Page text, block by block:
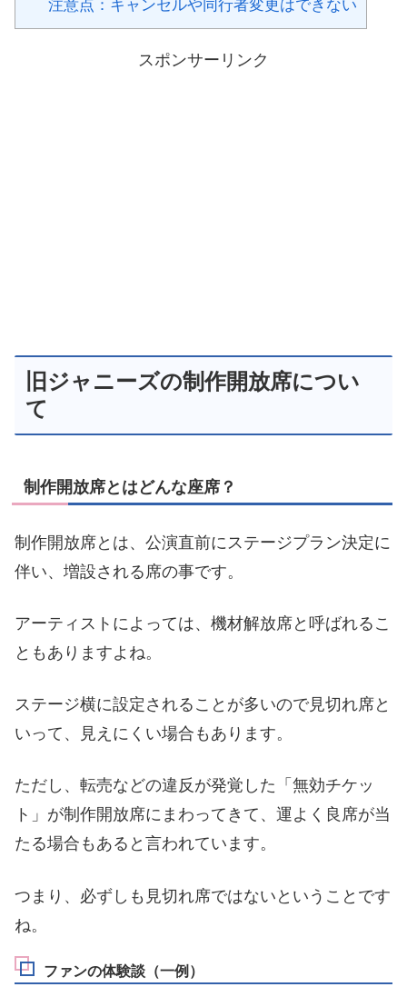
注意点：キャンセルや同行者変更はできない
スポンサーリンク
旧ジャニーズの制作開放席につい
て
制作開放席とはどんな座席？
制作開放席とは、公演直前にステージプラン決定に
伴い、増設される席の事です。
アーティストによっては、機材解放席と呼ばれるこ
ともありますよね。
ステージ横に設定されることが多いので見切れ席と
いって、見えにくい場合もあります。
ただし、転売などの違反が発覚した「無効チケッ
ト」が制作開放席にまわってきて、運よく良席が当
たる場合もあると言われています。
つまり、必ずしも見切れ席ではないということです
ね。
ファンの体験談（一例）